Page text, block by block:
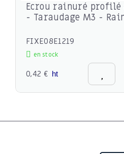
Ecrou rainuré
- Taraudage M3 -
FIXE08E1219
en stock
0,42 € ht